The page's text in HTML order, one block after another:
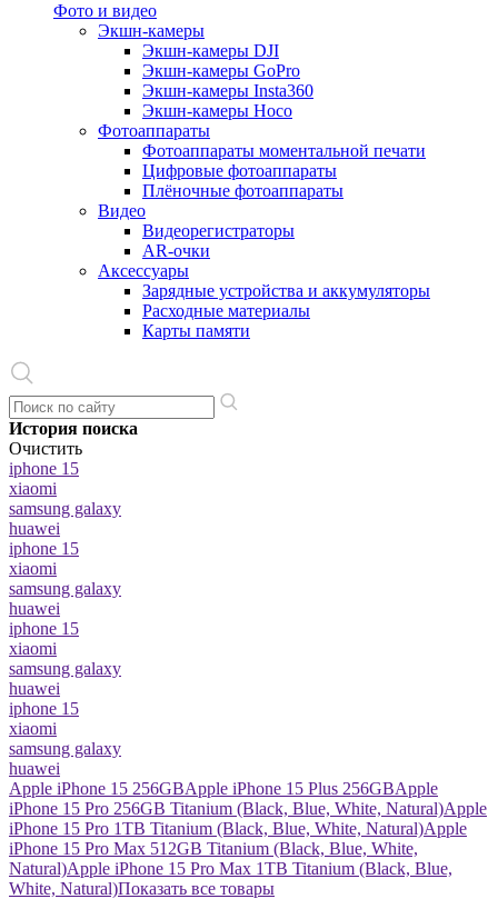
Фото и видео
Экшн-камеры
Экшн-камеры DJI
Экшн-камеры GoPro
Экшн-камеры Insta360
Экшн-камеры Hoco
Фотоаппараты
Фотоаппараты моментальной печати
Цифровые фотоаппараты
Плёночные фотоаппараты
Видео
Видеорегистраторы
AR-очки
Аксессуары
Зарядные устройства и аккумуляторы
Расходные материалы
Карты памяти
История поиска
Очистить
iphone 15
xiaomi
samsung galaxy
huawei
iphone 15
xiaomi
samsung galaxy
huawei
iphone 15
xiaomi
samsung galaxy
huawei
iphone 15
xiaomi
samsung galaxy
huawei
Apple iPhone 15 256GBApple iPhone 15 Plus 256GBApple
iPhone 15 Pro 256GB Titanium (Black, Blue, White, Natural)Apple
iPhone 15 Pro 1TB Titanium (Black, Blue, White, Natural)Apple
iPhone 15 Pro Max 512GB Titanium (Black, Blue, White,
Natural)Apple iPhone 15 Pro Max 1TB Titanium (Black, Blue,
White, Natural)Показать все товары